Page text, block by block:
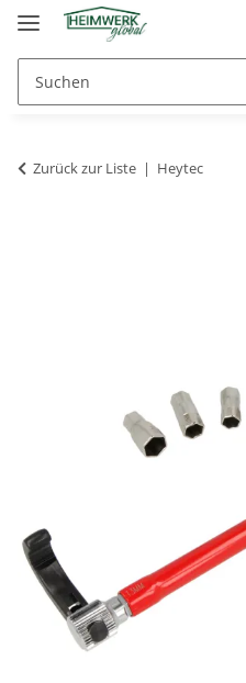
Zurück zur Liste Heytec